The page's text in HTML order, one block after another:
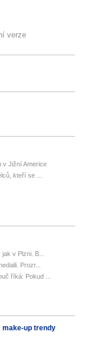
verze
v Jižní Americe
kteří se ...
v Plzni. B...
Prozr...
říká: Pokud ...
make-up trendy